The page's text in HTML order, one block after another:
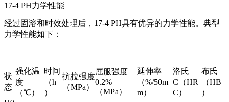
17-4 PH力学性能
经过固溶和时效处理后，17-4 PH具有优异的力学性能。典型
力学性能如下：
状
态
强化温
度
（℃）
时间
（h
）
抗拉强度
（MPa）
屈服强度
0.2%
（MPa）
延伸率
（%/50m
m）
洛氏
C（HR
C）
布氏
（HB
）